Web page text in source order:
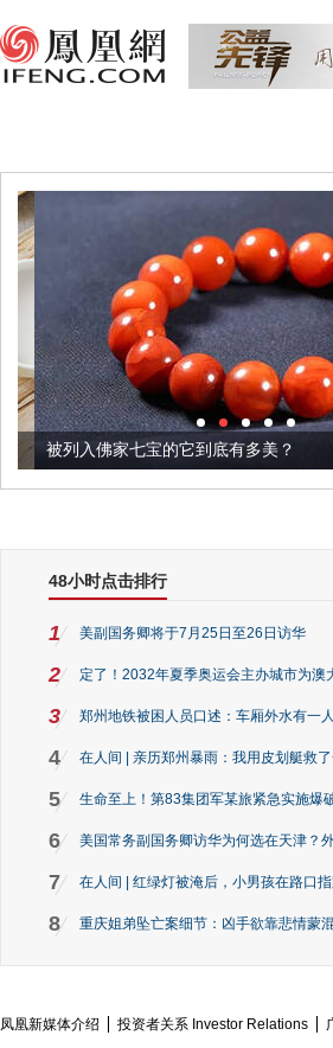
被列入佛家七宝的它到底有多美？
48小时点击排行
1 美副国务卿将于7月25日至26日访华
2 定了！2032年夏季奥运会主办城市为澳
3 郑州地铁被困人员口述：车厢外水有一
4 在人间 | 亲历郑州暴雨：我用皮划艇救
5 生命至上！第83集团军某旅紧急实施爆
6 美国常务副国务卿访华为何选在天津？
7 在人间 | 红绿灯被淹后，小男孩在路口
8 重庆姐弟坠亡案细节：凶手欲靠悲情蒙
凤凰新媒体介绍 投资者关系 Investor Relations